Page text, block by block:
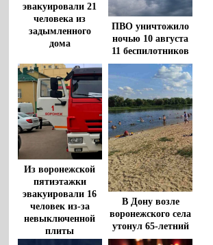
эвакуировали 21
человека из
задымленного
дома
ПВО уничтожило
ночью 10 августа
11 беспилотников
в Воронежской
области
Из воронежской
пятиэтажки
эвакуировали 16
человек из-за
невыключенной
плиты
В Дону возле
воронежского села
утонул 65-летний
мужчина